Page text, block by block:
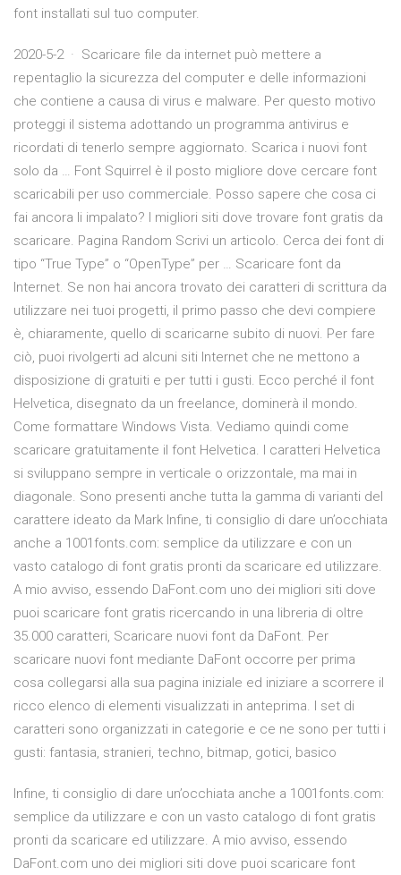
font installati sul tuo computer.
2020-5-2 · Scaricare file da internet può mettere a
repentaglio la sicurezza del computer e delle informazioni
che contiene a causa di virus e malware. Per questo motivo
proteggi il sistema adottando un programma antivirus e
ricordati di tenerlo sempre aggiornato. Scarica i nuovi font
solo da … Font Squirrel è il posto migliore dove cercare font
scaricabili per uso commerciale. Posso sapere che cosa ci
fai ancora li impalato? I migliori siti dove trovare font gratis da
scaricare. Pagina Random Scrivi un articolo. Cerca dei font di
tipo “True Type” o “OpenType” per … Scaricare font da
Internet. Se non hai ancora trovato dei caratteri di scrittura da
utilizzare nei tuoi progetti, il primo passo che devi compiere
è, chiaramente, quello di scaricarne subito di nuovi. Per fare
ciò, puoi rivolgerti ad alcuni siti Internet che ne mettono a
disposizione di gratuiti e per tutti i gusti. Ecco perché il font
Helvetica, disegnato da un freelance, dominerà il mondo.
Come formattare Windows Vista. Vediamo quindi come
scaricare gratuitamente il font Helvetica. I caratteri Helvetica
si sviluppano sempre in verticale o orizzontale, ma mai in
diagonale. Sono presenti anche tutta la gamma di varianti del
carattere ideato da Mark Infine, ti consiglio di dare un’occhiata
anche a 1001fonts.com: semplice da utilizzare e con un
vasto catalogo di font gratis pronti da scaricare ed utilizzare.
A mio avviso, essendo DaFont.com uno dei migliori siti dove
puoi scaricare font gratis ricercando in una libreria di oltre
35.000 caratteri, Scaricare nuovi font da DaFont. Per
scaricare nuovi font mediante DaFont occorre per prima
cosa collegarsi alla sua pagina iniziale ed iniziare a scorrere il
ricco elenco di elementi visualizzati in anteprima. I set di
caratteri sono organizzati in categorie e ce ne sono per tutti i
gusti: fantasia, stranieri, techno, bitmap, gotici, basico
Infine, ti consiglio di dare un’occhiata anche a 1001fonts.com:
semplice da utilizzare e con un vasto catalogo di font gratis
pronti da scaricare ed utilizzare. A mio avviso, essendo
DaFont.com uno dei migliori siti dove puoi scaricare font